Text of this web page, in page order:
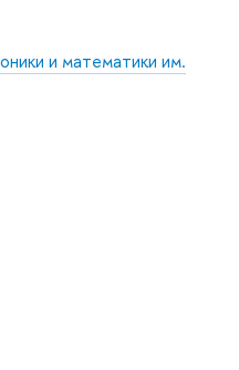
и математики им.